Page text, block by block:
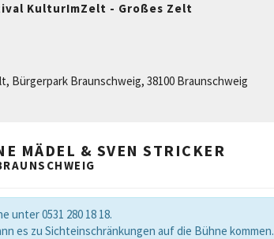
KulturImZelt - Großes Zelt
, Bürgerpark Braunschweig, 38100 Braunschweig
MÄDEL & SVEN STRICKER
unter 0531 280 18 18.
es zu Sichteinschränkungen auf die Bühne kommen.